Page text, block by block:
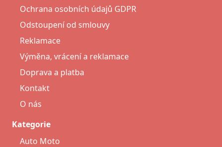
Ochrana osobních údajů GDPR
Odstoupení od smlouvy
Reklamace
Výměna, vrácení a reklamace
Doprava a platba
Kontakt
O nás
Kategorie
Auto Moto